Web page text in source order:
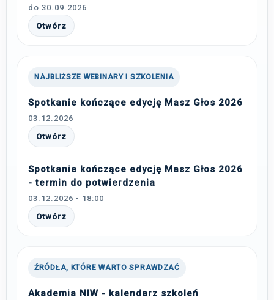
do 30.09.2026
Otwórz
NAJBLIŻSZE WEBINARY I SZKOLENIA
Spotkanie kończące edycję Masz Głos 2026
03.12.2026
Otwórz
Spotkanie kończące edycję Masz Głos 2026
- termin do potwierdzenia
03.12.2026 - 18:00
Otwórz
ŹRÓDŁA, KTÓRE WARTO SPRAWDZAĆ
Akademia NIW - kalendarz szkoleń